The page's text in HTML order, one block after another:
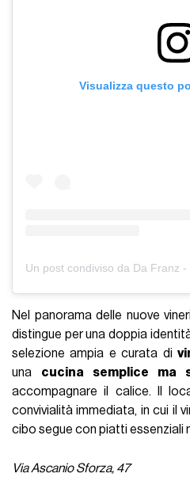
Visualizza questo
Nel panorama delle nuove
distingue per una doppia
selezione ampia e curata di
una cucina semplice ma
accompagnare il calice. Il
convivialità immediata, in cui il
cibo segue con piatti essenziali
Via Ascanio Sforza, 47